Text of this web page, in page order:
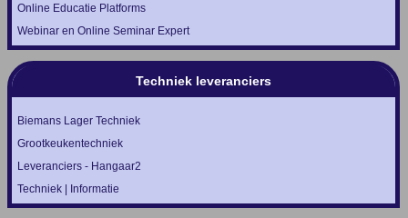
Online Educatie Platforms
Webinar en Online Seminar Expert
Techniek leveranciers
Biemans Lager Techniek
Grootkeukentechniek
Leveranciers - Hangaar2
Techniek | Informatie